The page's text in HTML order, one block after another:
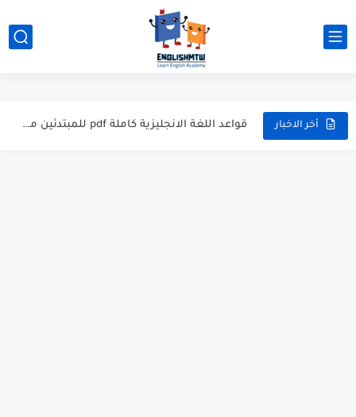
أخر الاخبار
modal verbs بالانجليزي: قواعد الاستخدام مع أمثلة
أزمنة اللغة الانجليزية: شرح مبسط للمبتدئين 2026